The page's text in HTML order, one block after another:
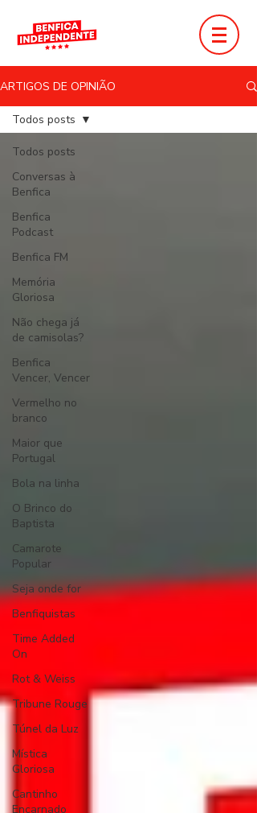
ARTIGOS DE OPINIÃO
Todos posts
Conversas à
Benfica
Benfica
Podcast
Benfica FM
Memória
Gloriosa
Não chega já
de camisolas?
Benfica
Vencer, Vencer
Vermelho no
branco
Maior que
Portugal
Bola na linha
O Brinco do
Baptista
Camarote
Popular
Seja onde for
Benfiquistas
Time Added
On
Rot & Weiss
Tribune Rouge
Túnel da Luz
Mística
Gloriosa
Cantinho
Encarnado
Todos posts